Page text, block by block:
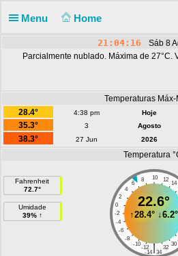
Menu Home
21:04:16
Sáb 8
Parcialmente nublado. Máxima de 27°C.
Temperaturas Máx-
28.4°
4:38 pm Hoje
35.3°
3 Agosto
38.3°
27 Jun 2026
Temperatura
Fahrenheit
72.7°
Umidade
39% ↑
10
8 12
6
14
4
2
0
-2
-4
-6
-8
-10
30
-12 32
|
-14 34
22.6°
↑28.4° ↓6.2°